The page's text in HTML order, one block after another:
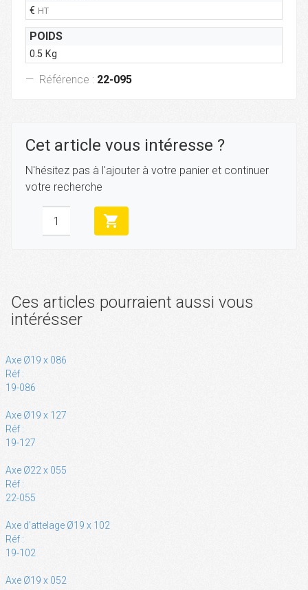
€ HT
POIDS
0.5 Kg
Référence : 22-095
Cet article vous intéresse ?
N'hésitez pas à l'ajouter à votre panier et continuer
votre recherche
shopping_cart
Ces articles pourraient aussi vous
intérésser
Axe Ø19 x 086
Réf :
19-086
Axe Ø19 x 127
Réf :
19-127
Axe Ø22 x 055
Réf :
22-055
Axe d'attelage Ø19 x 102
Réf :
19-102
Axe Ø19 x 052